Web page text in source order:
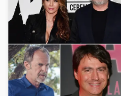
Pokretanje